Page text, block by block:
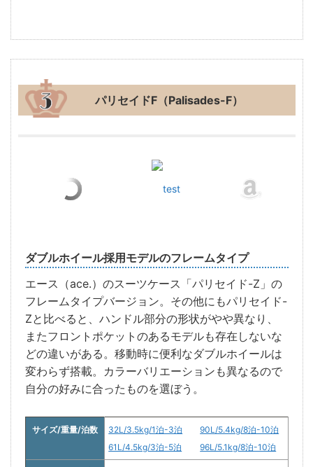
パリセイドF（Palisades-F）
test
ダブルホイール採用モデルのフレームタイプ
エース（ace.）のスーツケース「パリセイド-Z」の
フレームタイプバージョン。その他にもパリセイド-
Zと比べると、ハンドル部分の形状がやや異なり、
またフロントポケットのあるモデルも存在しないな
どの違いがある。移動時に便利なダブルホイールは
変わらず搭載。カラーバリエーションも異なるので
自分の好みに合ったものを選ぼう。
サイズ/重量/泊数
32L/3.5kg/1泊-3泊
61L/4.5kg/3泊-5泊
90L/5.4kg/8泊-10泊
96L/5.1kg/8泊-10泊